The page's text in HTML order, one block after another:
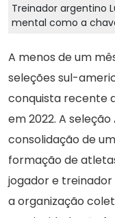
Treinador argentino
mental como a
A menos de um
seleções sul-
conquista recente
em 2022. A
consolidação de
formação de
jogador e
a organização